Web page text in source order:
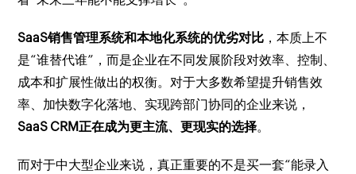
SaaS销售管理系统和本地化系统的优劣对比 ，本质上不
是“谁替代谁”，而是企业在不同发展阶段对效率、控制、
成本和扩展性做出的权衡。对于大多数希望提升销售效
率、加快数字化落地、实现跨部门协同的企业来说，
SaaS CRM正在成为更主流、更现实的选择。
而对于中大型企业来说，真正重要的不是买一套“能录入